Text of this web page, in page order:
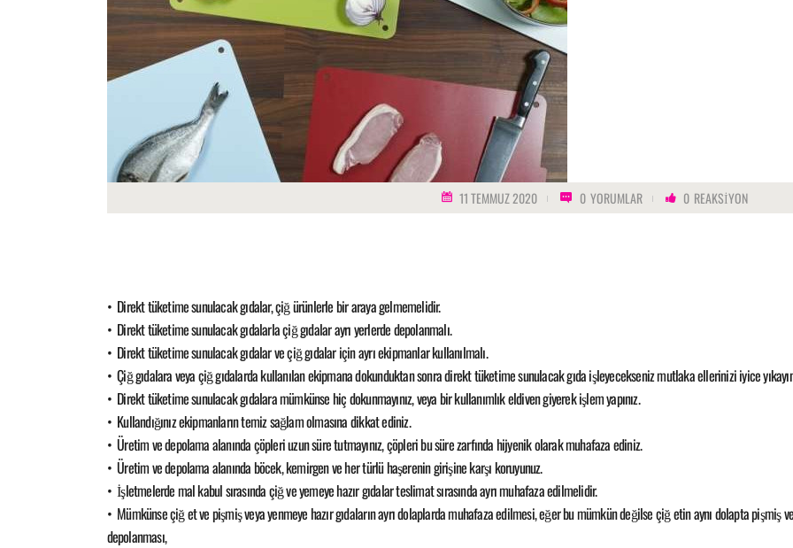
11 TEMMUZ 2020 0 YORUMLAR 0 REAKSIYON
• Direkt tüketime sunulacak gıdalar, çiğ ürünlerle bir araya gelmemelidir.
• Direkt tüketime sunulacak gıdalarla çiğ gıdalar ayrı yerlerde depolanmalı.
• Direkt tüketime sunulacak gıdalar ve çiğ gıdalar için ayrı ekipmanlar kullanılmalı.
• Çiğ gıdalara veya çiğ gıdalarda kullanılan ekipmana dokunduktan sonra direkt tüketime sunulacak gıda işleyecekseniz mutlaka ellerinizi iyice
• Direkt tüketime sunulacak gıdalara mümkünse hiç dokunmayınız, veya bir kullanımlık eldiven giyerek işlem yapınız.
• Kullandığınız ekipmanların temiz sağlam olmasına dikkat ediniz.
• Üretim ve depolama alanında çöpleri uzun süre tutmayınız, çöpleri bu süre zarfında hijyenik olarak muhafaza ediniz.
• Üretim ve depolama alanında böcek, kemirgen ve her türlü haşerenin girişine karşı koruyunuz.
• İşletmelerde mal kabul sırasında çiğ ve yemeye hazır gıdalar teslimat sırasında ayrı muhafaza edilmelidir.
• Mümkünse çiğ et ve pişmiş veya yenmeye hazır gıdaların ayrı dolaplarda muhafaza edilmesi, eğer bu mümkün değilse çiğ etin aynı dolapta pişmiş
depolanması,